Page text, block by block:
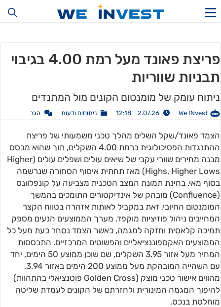
פריצת פאונד מעל רמת 4.00 בגיבוי
תבניות שווריות
ניתוח עומק של מומנטום הקונים מול המתנדים
We INvest
2.07.26 12:18 ניתוחים ודעות הגב
הצמד פאונד/שקל השלים מהלך טכני משמעותי של פריצת
ההתנגדות הפסיכולוגית ברמת 4.00 השקלים, תוך שהוא מבסס
מבנה מחירים שוורי עקבי של שיאים עולים ושפלים עולים (Higher
Highs, Higher Lows) מאז תחתית איסוף הסחורה שנרשמה
בסוף מאי. בחינת תמונת המצב הטכנית מצביעה על קונפלוונס
(Confluence) מובהק של אינדיקטורים התומכים בהמשך
המומנטום החיובי, זאת במקביל לאותות אזהרה בטווח הקצר
המחייבים ניהול פוזיציות מוקפד. מערך הממוצעים הנעים מספק
תמיכה קלאסית וחזקה למגמה, כאשר הצמד נסחר כעת מעל כל
הממוצעים האקספוננציאליים והפשוטים המרכזיים. התבססות
המחיר מעל אזור 3.95 השקלים, שם שוכן ממוצע 50 הימים, יחד
עם השהייה המובהקת מעל ממוצע 200 הימים באזור 3.94,
מהווים אישור טכני מוצק (Golden Cross פוטנציאלי בהתהוות)
להיפוך המגמה המינורית ולחזרתם של הקונים לעמדת שליטה
מוחלטת בנכס.